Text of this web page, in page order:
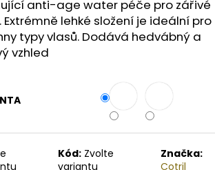
anti-age water péče pro zářivé
Extrémně lehké složení je ideální pro
typy vlasů. Dodává hedvábný a
vzhled
Kód: Zvolte
variantu
Značka:
Cotril
PAPAYA ORGANICKÉ
BAMBUCKÉ MÁSLO